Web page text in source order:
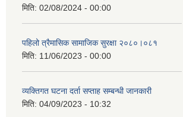
मिति: 02/08/2024 - 00:00
पहिलो त्रैमासिक सामाजिक सुरक्षा २०८०।०८१
मिति: 11/06/2023 - 00:00
व्यक्तिगत घटना दर्ता सप्ताह सम्बन्धी जानकारी
मिति: 04/09/2023 - 10:32